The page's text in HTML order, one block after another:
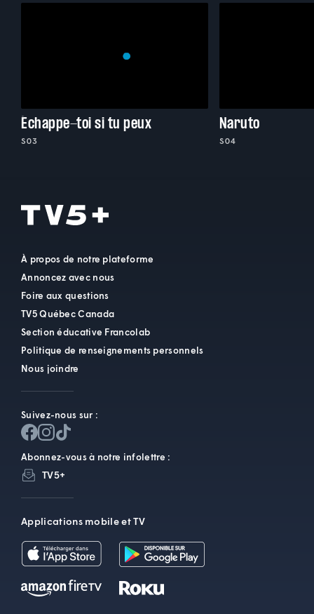
Échappe-toi si tu peux
S03
Naruto
S04
À propos de notre plateforme
Annoncez avec nous
Foire aux questions
TV5 Québec Canada
Section éducative Francolab
Politique de renseignements personnels
Nous joindre
Suivez-nous sur :
Abonnez-vous à notre infolettre :
TV5+
Applications mobile et TV